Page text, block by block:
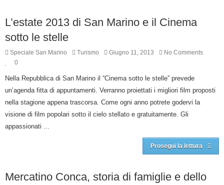
L’estate 2013 di San Marino e il Cinema
sotto le stelle
Speciale San Marino Turismo Giugno 11, 2013
No Comments
0
Nella Repubblica di San Marino il “Cinema sotto le stelle” prevede
un’agenda fitta di appuntamenti. Verranno proiettati i migliori film proposti
nella stagione appena trascorsa. Come ogni anno potrete godervi la
visione di film popolari sotto il cielo stellato e gratuitamente. Gli
appassionati ...
Prosegui la lettura
Mercatino Conca, storia di famiglie e dello